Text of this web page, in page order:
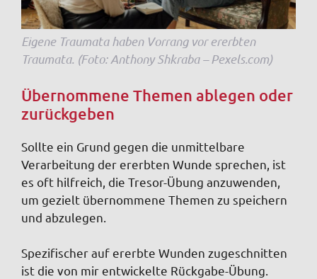
Eigene Traumata haben Vorrang vor ererbten
Traumata. (Foto: Anthony Shkraba – Pexels.com)
Übernommene Themen ablegen oder
zurückgeben
Sollte ein Grund gegen die unmittelbare
Verarbeitung der ererbten Wunde sprechen, ist
es oft hilfreich, die Tresor-Übung anzuwenden,
um gezielt übernommene Themen zu speichern
und abzulegen.
Spezifischer auf ererbte Wunden zugeschnitten
ist die von mir entwickelte Rückgabe-Übung.